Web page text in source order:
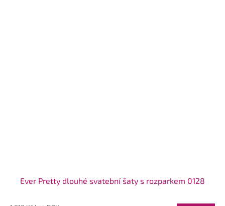
Ever Pretty dlouhé svatební šaty s rozparkem 0128